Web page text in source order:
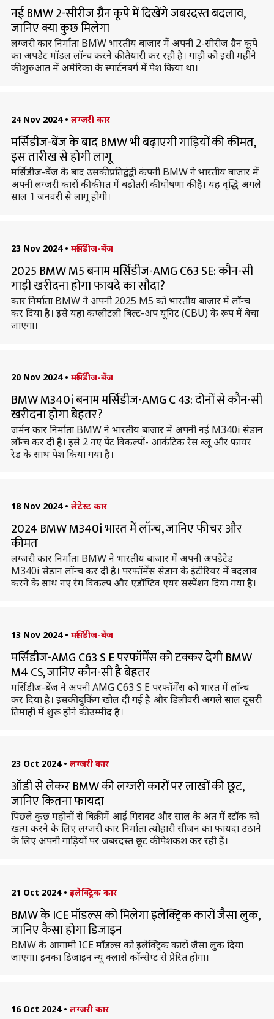
नई BMW 2-सीरीज ग्रैन कूपे में दिखेंगे जबरदस्त बदलाव,
जानिए क्या कुछ मिलेगा
लग्जरी कार निर्माता BMW भारतीय बाजार में अपनी 2-सीरीज ग्रैन कूपे
का अपडेट मॉडल लॉन्च करने की तैयारी कर रही है। गाड़ी को इसी महीने
की शुरुआत में अमेरिका के स्पार्टनबर्ग में पेश किया था।
24 Nov 2024 • लग्जरी कार
मर्सिडीज-बेंज के बाद BMW भी बढ़ाएगी गाड़ियों की कीमत,
इस तारीख से होगी लागू
मर्सिडीज-बेंज के बाद उसकी प्रतिद्वंद्वी कंपनी BMW ने भारतीय बाजार में
अपनी लग्जरी कारों की कीमत में बढ़ोतरी की घोषणा की है। यह वृद्धि अगले
साल 1 जनवरी से लागू होगी।
23 Nov 2024 • मर्सिडीज-बेंज
2025 BMW M5 बनाम मर्सिडीज-AMG C63 SE: कौन-सी
गाड़ी खरीदना होगा फायदे का सौदा?
कार निर्माता BMW ने अपनी 2025 M5 को भारतीय बाजार में लॉन्च
कर दिया है। इसे यहां कंप्लीटली बिल्ट-अप यूनिट (CBU) के रूप में बेचा
जाएगा।
20 Nov 2024 • मर्सिडीज-बेंज
BMW M340i बनाम मर्सिडीज-AMG C 43: दोनों से कौन-सी
खरीदना होगा बेहतर?
जर्मन कार निर्माता BMW ने भारतीय बाजार में अपनी नई M340i सेडान
लॉन्च कर दी है। इसे 2 नए पेंट विकल्पों- आर्कटिक रेस ब्लू और फायर
रेड के साथ पेश किया गया है।
18 Nov 2024 • लेटेस्ट कार
2024 BMW M340i भारत में लॉन्च, जानिए फीचर और
कीमत
लग्जरी कार निर्माता BMW ने भारतीय बाजार में अपनी अपडेटेड
M340i सेडान लॉन्च कर दी है। परफॉर्मेंस सेडान के इंटीरियर में बदलाव
करने के साथ नए रंग विकल्प और एडॉप्टिव एयर सस्पेंशन दिया गया है।
13 Nov 2024 • मर्सिडीज-बेंज
मर्सिडीज-AMG C63 S E परफॉर्मेंस को टक्कर देगी BMW
M4 CS, जानिए कौन-सी है बेहतर
मर्सिडीज-बेंज ने अपनी AMG C63 S E परफॉर्मेंस को भारत में लॉन्च
कर दिया है। इसकी बुकिंग खोल दी गई है और डिलीवरी अगले साल दूसरी
तिमाही में शुरू होने की उम्मीद है।
23 Oct 2024 • लग्जरी कार
ऑडी से लेकर BMW की लग्जरी कारों पर लाखों की छूट,
जानिए कितना फायदा
पिछले कुछ महीनों से बिक्री में आई गिरावट और साल के अंत में स्टॉक को
खत्म करने के लिए लग्जरी कार निर्माता त्योहारी सीजन का फायदा उठाने
के लिए अपनी गाड़ियों पर जबरदस्त छूट की पेशकश कर रही हैं।
21 Oct 2024 • इलेक्ट्रिक कार
BMW के ICE मॉडल्स को मिलेगा इलेक्ट्रिक कारों जैसा लुक,
जानिए कैसा होगा डिजाइन
BMW के आगामी ICE मॉडल्स को इलेक्ट्रिक कारों जैसा लुक दिया
जाएगा। इनका डिजाइन न्यू क्लासे काॅन्सेप्ट से प्रेरित होगा।
16 Oct 2024 • लग्जरी कार